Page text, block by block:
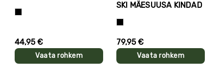
44,95 €
Vaata rohkem
SKI MÄESUUSA KINDAD
79,95 €
Vaata rohkem